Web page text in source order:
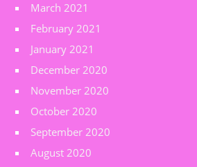
March 2021
February 2021
January 2021
December 2020
November 2020
October 2020
September 2020
August 2020